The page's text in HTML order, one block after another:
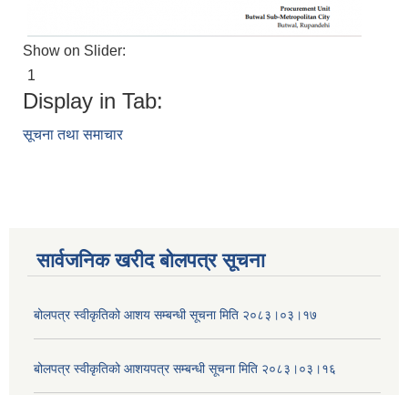
Show on Slider:
1
Display in Tab:
सूचना तथा समाचार
सार्वजनिक खरीद बोलपत्र सूचना
बोलपत्र स्वीकृतिको आशय सम्बन्धी सूचना मिति २०८३।०३।१७
बोलपत्र स्वीकृतिको आशयपत्र सम्बन्धी सूचना मिति २०८३।०३।१६